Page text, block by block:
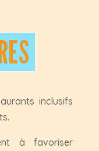
inclusifs
à favoriser